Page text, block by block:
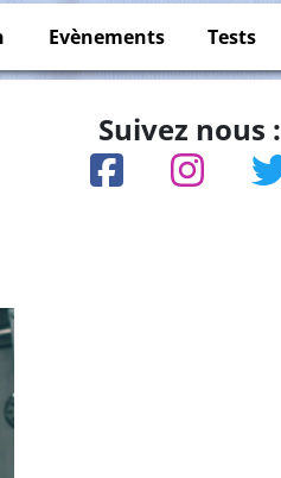
Evènements Tests
Suivez nous :